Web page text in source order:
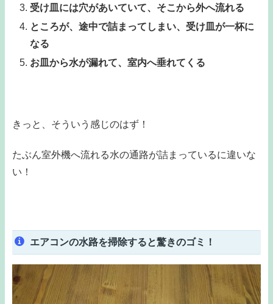
受け皿には穴があいていて、そこから外へ流れる
ところが、途中で詰まってしまい、受け皿が一杯に
なる
お皿から水が漏れて、室内へ垂れてくる
きっと、そういう感じのはず！
たぶん室外機へ流れる水の通路が詰まっているに違いな
い！
エアコンの水路を掃除すると驚きのゴミ！